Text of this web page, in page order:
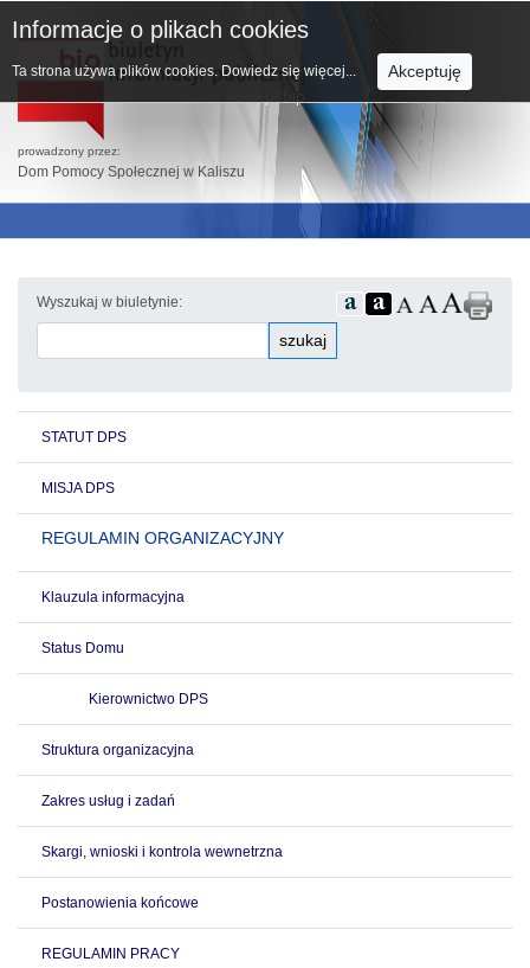
prowadzony przez:
Dom Pomocy Społecznej w Kaliszu
Wyszukaj w biuletynie:
szukaj
STATUT DPS
MISJA DPS
REGULAMIN ORGANIZACYJNY
Klauzula informacyjna
Status Domu
Kierownictwo DPS
Struktura organizacyjna
Zakres usług i zadań
Skargi, wnioski i kontrola wewnetrzna
Postanowienia końcowe
REGULAMIN PRACY
Informacje o plikach cookies
Ta strona używa plików cookies. Dowiedz się więcej... Akceptuję